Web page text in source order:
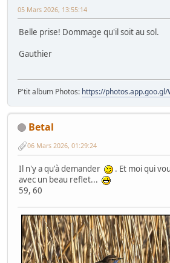
05 Mars 2026, 13:55:14
Belle prise! Dommage qu'il soit au sol.
Gauthier
P'tit album Photos: https://
Betal
06 Mars 2026, 01:29:24
Il n'y a qu'à demander
. Et moi qui
avec un beau reflet...
59, 60